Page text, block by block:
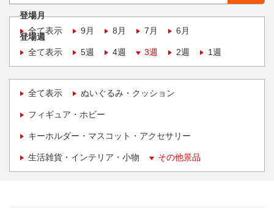
登場月
全て表示
9月 8月 7月 6月
登場週
全て表示
5週 4週 3週 2週 1週
全て表示 ぬいぐるみ・クッション
フィギュア・ホビー
キーホルダー・マスコット・アクセサリー
生活雑貨・インテリア・小物 その他景品